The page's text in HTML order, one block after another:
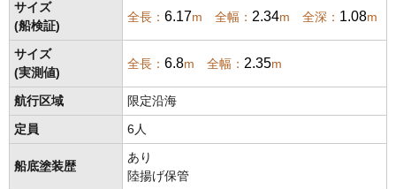
サイズ
(船検証)
全長： 6.17m 全幅： 2.34m 全深： 1.08m
サイズ
(実測値)
全長： 6.8m 全幅： 2.35m
航行区域 限定沿海
定員 6人
船底塗装歴
あり
陸揚げ保管